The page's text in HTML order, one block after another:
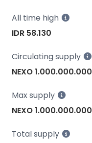
All time high
IDR 58.130
Circulating supply
NEXO 1.000.000.000
Max supply
NEXO 1.000.000.000
Total supply